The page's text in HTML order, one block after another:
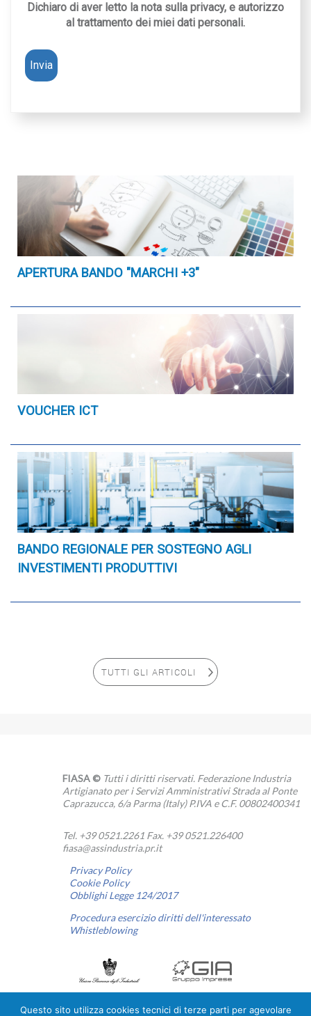
Dichiaro di aver letto la nota sulla privacy, e autorizzo
al trattamento dei miei dati personali.
APERTURA BANDO "MARCHI +3"
VOUCHER ICT
BANDO REGIONALE PER SOSTEGNO AGLI
INVESTIMENTI PRODUTTIVI
TUTTI GLI ARTICOLI
FIASA ©Tutti i diritti riservati. Federazione Industria
Artigianato per i Servizi Amministrativi Strada al Ponte
Caprazucca, 6/a Parma (Italy) P.IVA e C.F. 00802400341
Tel. +39 0521.2261 Fax. +39 0521.226400
fiasa@assindustria.pr.it
Privacy Policy
Cookie Policy
Obblighi Legge 124/2017
Procedura esercizio diritti dell'interessato
Whistleblowing
Questo sito utilizza cookies tecnici di terze parti per agevolare